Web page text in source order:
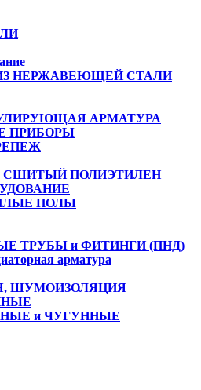
НЕРЖАВЕЮЩЕЙ СТАЛИ
АРМАТУРА
ПРИБОРЫ
СШИТЫЙ ПОЛИЭТИЛЕН
ПОЛЫ
ТРУБЫ и ФИТИНГИ (ПНД)
арматура
ШУМОИЗОЛЯЦИЯ
и ЧУГУННЫЕ